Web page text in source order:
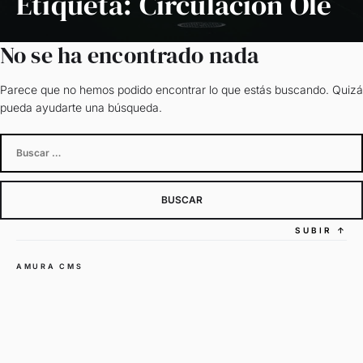
No se ha encontrado nada
Parece que no hemos podido encontrar lo que estás buscando. Quizá
pueda ayudarte una búsqueda.
SUBIR ↑
AMURA CMS